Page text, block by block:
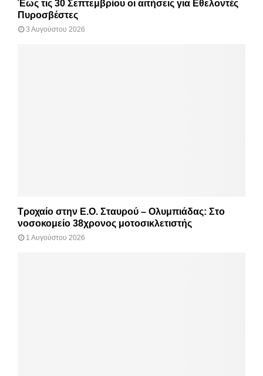
Έως τις 30 Σεπτεμβρίου οι αιτήσεις για Εθελοντές
Πυροσβέστες
3 Αυγούστου 2026
Τροχαίο στην Ε.Ο. Σταυρού – Ολυμπιάδας: Στο
νοσοκομείο 38χρονος μοτοσικλετιστής
1 Αυγούστου 2026